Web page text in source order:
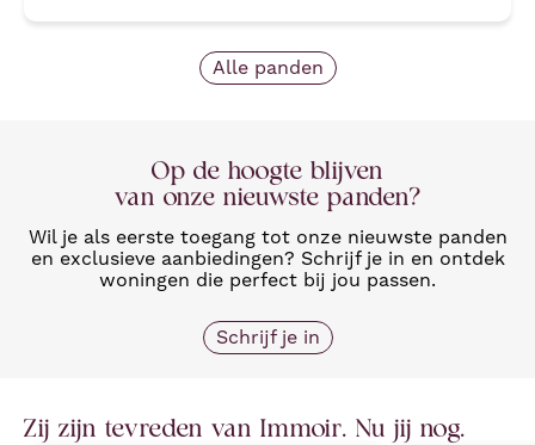
Alle panden
Op de hoogte blijven
van onze nieuwste panden?
Wil je als eerste toegang tot onze nieuwste panden
en exclusieve aanbiedingen? Schrijf je in en ontdek
woningen die perfect bij jou passen.
Schrijf je in
Zij zijn tevreden van Immoir. Nu jij nog.